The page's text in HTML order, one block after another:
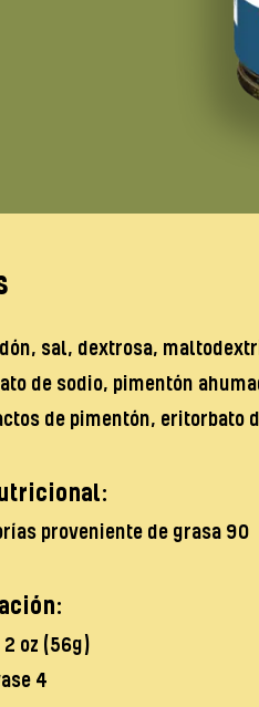
sal, dextrosa,
de sodio, pimentón
de pimentón, eritorbato
proveniente de grasa 90
oz (56g)
4